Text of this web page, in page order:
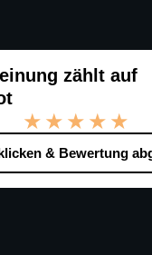
zählt auf
★★★★★
& Bewertung